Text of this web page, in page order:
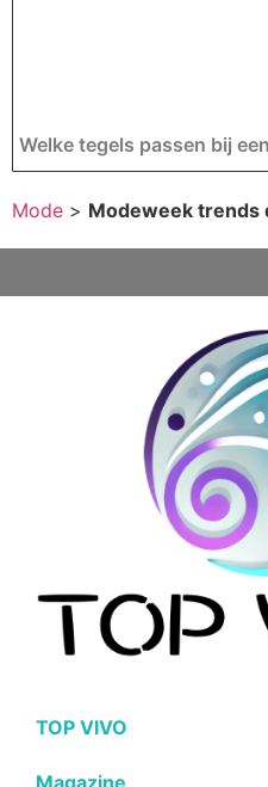
Welke tegels passen bij
Mode > Modeweek trends
TOP VIVO